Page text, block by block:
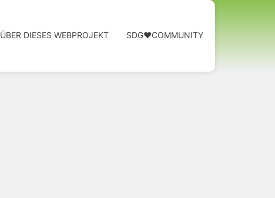
ÜBER DIESES WEBPROJEKT SDG❤️COMMUNITY